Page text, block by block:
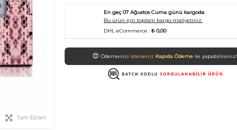
Tam Ekran
En geç07 Ağustos Cuma günü kargoda
Bu ürün için toplam kargo maliyetiniz:
DHL eCommerce : ₺ 0,00
😍 Ödemenizi isterseniz Kapıda Ödeme ile yapabilirsiniz!